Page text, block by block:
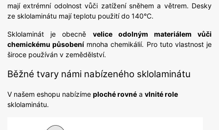
mají extrémní odolnost vůči zatížení sněhem a větrem. Desky
ze sklolaminátu mají teplotu použití do 140°C.
Sklolaminát je obecně velice odolným materiálem vůči
chemickému působení mnoha chemikálií. Pro tuto vlastnost je
široce používán v zemědělství.
Běžné tvary námi nabízeného sklolaminátu
V našem eshopu nabízíme ploché rovné a vlnité role
sklolaminátu.